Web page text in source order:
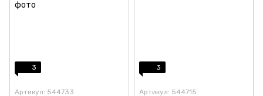
3
Артикул: 544733
3
Артикул: 544715